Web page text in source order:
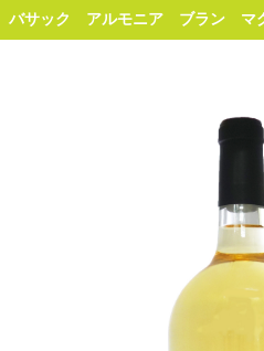
バサック アルモニア ブラン マ